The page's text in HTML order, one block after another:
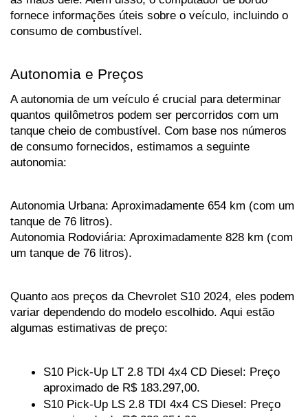
fornece informações úteis sobre o veículo, incluindo o
consumo de combustível.
Autonomia e Preços
A autonomia de um veículo é crucial para determinar
quantos quilômetros podem ser percorridos com um
tanque cheio de combustível. Com base nos números
de consumo fornecidos, estimamos a seguinte
autonomia:
Autonomia Urbana: Aproximadamente 654 km (com um
tanque de 76 litros).
Autonomia Rodoviária: Aproximadamente 828 km (com
um tanque de 76 litros).
Quanto aos preços da Chevrolet S10 2024, eles podem
variar dependendo do modelo escolhido. Aqui estão
algumas estimativas de preço:
S10 Pick-Up LT 2.8 TDI 4x4 CD Diesel: Preço
aproximado de R$ 183.297,00.
S10 Pick-Up LS 2.8 TDI 4x4 CS Diesel: Preço